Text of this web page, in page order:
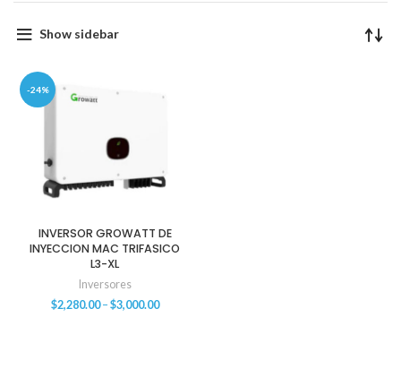
Show sidebar
-24%
INVERSOR GROWATT DE
INYECCION MAC TRIFASICO
L3-XL
Inversores
$2,280.00– $3,000.00